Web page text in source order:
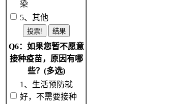
染
5、其他
Q6：如果您暂不愿意
接种疫苗，原因有哪
些？(多选)
1、生活预防就
好，不需要接种